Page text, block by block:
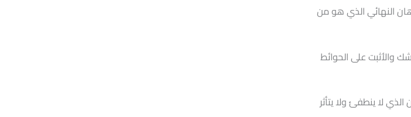
النهائي الذي هو من
والأثبت على الحوائط
لا ينطفئ ولا يتأثر